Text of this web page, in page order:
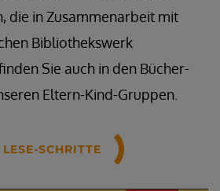
die in Zusammenarbeit mit
Bibliothekswerk
Sie auch in den Bücher-
Eltern-Kind-Gruppen.
SCHRITTE